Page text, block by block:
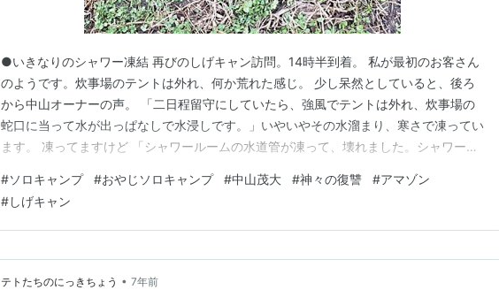
●いきなりのシャワー凍結 再びのしげキャン訪問。14時半到着。 私が最初のお客さん
のようです。炊事場のテントは外れ、何か荒れた感じ。 少し呆然としていると、後ろ
から中山オーナーの声。 「二日程留守にしていたら、強風でテントは外れ、炊事場の
蛇口に当って水が出っぱなしで水浸しです。」いやいやその水溜まり、寒さで凍ってい
ます。 凍ってますけど 「シャワールームの水道管が凍って、壊れました。シャワー使
ャワー使えません ●林間サイトオープン。開拓は、現在進行形。 メインサイト下の小
川沿いのエリアが、林間エリアとしてオープンし…
#ソロキャンプ #おやじソロキャンプ #中山茂大 #神々の復讐 #アマゾン
#しげキャン
テトたちのにっきちょう • 7年前